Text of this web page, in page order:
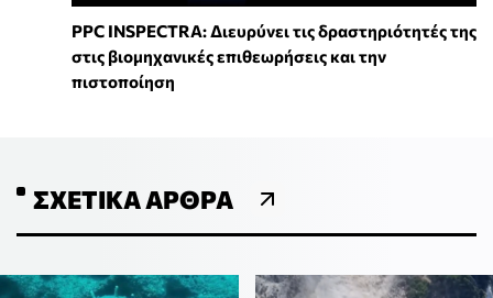
PPC INSPECTRA: Διευρύνει τις δραστηριότητές της
στις βιομηχανικές επιθεωρήσεις και την
πιστοποίηση
ΣΧΕΤΙΚΆ ΆΡΘΡΑ